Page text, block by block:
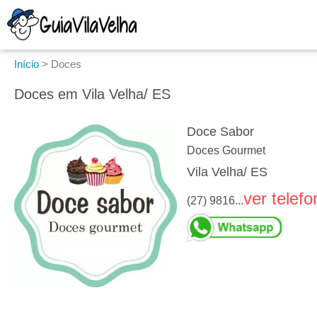
Início > Doces
Doces em Vila Velha/ ES
Doce Sabor
Doces Gourmet
Vila Velha/ ES
(27) 9816...ver